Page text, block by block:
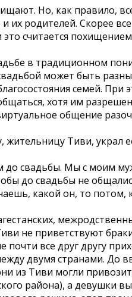
Но, как правило,
их родителей. Скорее
считается
в традиционном
может быть
семей. При
хотя им
общение
Тиви, украл
до свадьбы. Мы с моим
до свадьбы не
какой он, то потом,
не приветствуют
все друг другу
двумя странами. До
из Тиви могли
района), а девушки